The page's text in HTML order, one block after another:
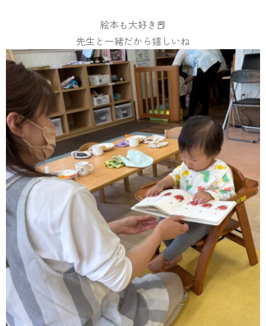
絵本も大好き📕
先生と一緒だから嬉しいね